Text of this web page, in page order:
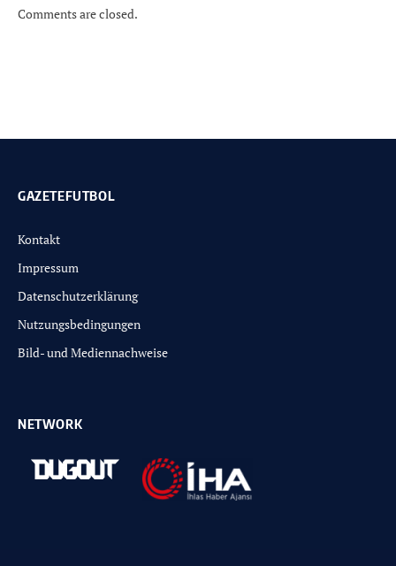
Comments are closed.
GAZETEFUTBOL
Kontakt
Impressum
Datenschutzerklärung
Nutzungsbedingungen
Bild- und Mediennachweise
NETWORK